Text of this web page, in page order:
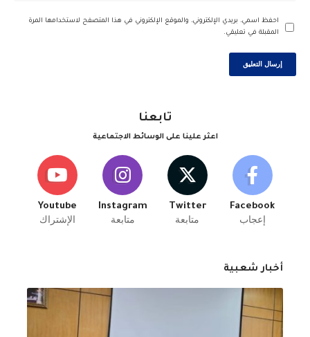
احفظ اسمي، بريدي الإلكتروني، والموقع الإلكتروني في هذا المتصفح لاستخدامها المرة
المقبلة في تعليقي.
تابعنا
اعثر علينا على الوسائط الاجتماعية
Facebook
إعجاب
Twitter
متابعة
Instagram
متابعة
Youtube
الإشتراك
أخبار شعبية